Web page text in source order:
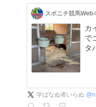
スポニチ競馬
カ
で
タ
学ばなぬ者いらぬ @